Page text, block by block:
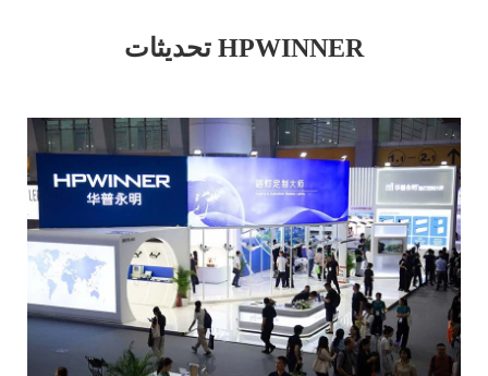
تحديثات HPWINNER